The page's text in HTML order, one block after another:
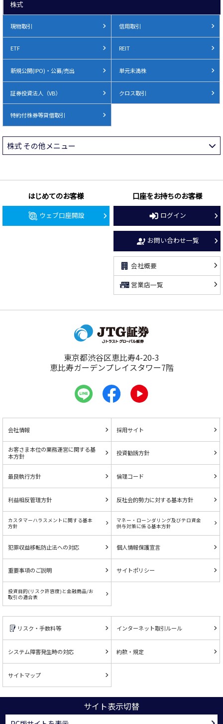
株式
現物取引 信用取引
ETF REIT
新規公開(IPO)・公募/売出 単元未満株
証券投資法人（VB） クロス取引
特約付株券等貸借取引
株式 その他メニュー
はじめてのお客様
ウェブ口座開設
口座をお持ちのお客様
ログイン
お問い合わせ一覧
会社概要
営業店一覧
東京都渋谷区恵比寿4-20-3
恵比寿ガーデンプレイスタワー7階
会社情報 採用サイト
お客さま本位の業務運営に関する基
本方針
投資勧誘方針
最良執行方針 倫理コード
利益相反管理方針 反社会的勢力に対する基本方針
カスタマーハラスメントに関する基本
方針
マネー・ローンダリング及びテロ資金
供与対策に係る基本方針
犯罪収益移転防止法への対応 個人情報保護宣言
重要事項のご説明 サイトポリシー
投資目的(リスク許容度)と金融商品/お
取引の適合表
リスク・手数料等 インターネット取引ルール
システム障害発生時の対応 約款・規定
サイトマップ
サイト表示切替